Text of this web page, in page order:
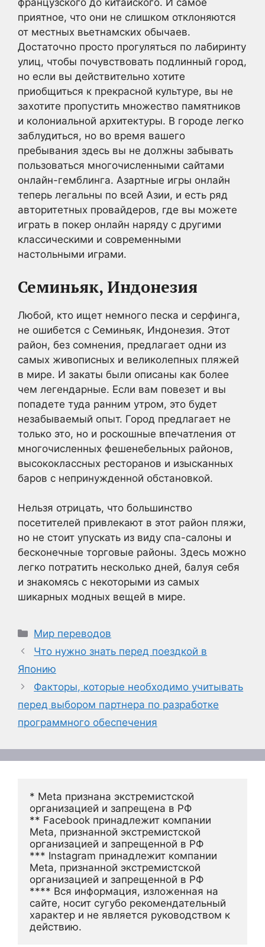
французского до китайского. И самое
приятное, что они не слишком отклоняются
от местных вьетнамских обычаев.
Достаточно просто прогуляться по лабиринту
улиц, чтобы почувствовать подлинный город,
но если вы действительно хотите
приобщиться к прекрасной культуре, вы не
захотите пропустить множество памятников
и колониальной архитектуры. В городе легко
заблудиться, но во время вашего
пребывания здесь вы не должны забывать
пользоваться многочисленными сайтами
онлайн-гемблинга. Азартные игры онлайн
теперь легальны по всей Азии, и есть ряд
авторитетных провайдеров, где вы можете
играть в покер онлайн наряду с другими
классическими и современными
настольными играми.
Семиньяк, Индонезия
Любой, кто ищет немного песка и серфинга,
не ошибется с Семиньяк, Индонезия. Этот
район, без сомнения, предлагает одни из
самых живописных и великолепных пляжей
в мире. И закаты были описаны как более
чем легендарные. Если вам повезет и вы
попадете туда ранним утром, это будет
незабываемый опыт. Город предлагает не
только это, но и роскошные впечатления от
многочисленных фешенебельных районов,
высококлассных ресторанов и изысканных
баров с непринужденной обстановкой.
Нельзя отрицать, что большинство
посетителей привлекают в этот район пляжи,
но не стоит упускать из виду спа-салоны и
бесконечные торговые районы. Здесь можно
легко потратить несколько дней, балуя себя
и знакомясь с некоторыми из самых
шикарных модных вещей в мире.
Рубрики
Мир переводов
Что нужно знать перед поездкой в
Японию
Факторы, которые необходимо учитывать
перед выбором партнера по разработке
программного обеспечения
* Meta признана экстремистской
организацией и запрещена в РФ
** Facebook принадлежит компании
Meta, признанной экстремистской
организацией и запрещенной в РФ
*** Instagram принадлежит компании
Meta, признанной экстремистской
организацией и запрещенной в РФ
**** Вся информация, изложенная на
сайте, носит сугубо рекомендательный
характер и не является руководством к
действию.